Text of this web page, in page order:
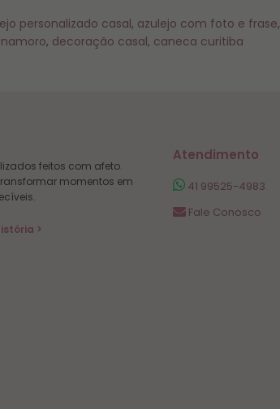
personalizado casal, azulejo com foto e frase,
, decoração casal, caneca curitiba
feitos com afeto.
momentos em
>
Atendimento
41 99525-4983
Fale Conosco